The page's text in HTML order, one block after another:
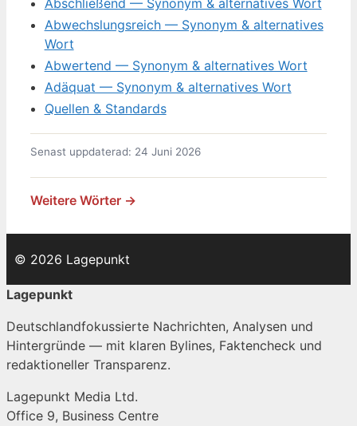
Abwechslungsreich — Synonym & alternatives
Wort
Abwertend — Synonym & alternatives Wort
Adäquat — Synonym & alternatives Wort
Quellen & Standards
Senast uppdaterad: 24 Juni 2026
Weitere Wörter →
© 2026 Lagepunkt
Lagepunkt
Deutschlandfokussierte Nachrichten, Analysen und
Hintergründe — mit klaren Bylines, Faktencheck und
redaktioneller Transparenz.
Lagepunkt Media Ltd.
Office 9, Business Centre